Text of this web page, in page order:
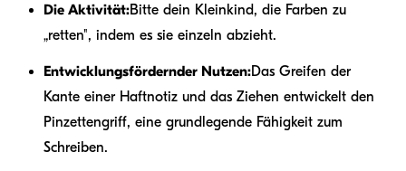
Die Aktivität:Bitte dein Kleinkind, die Farben zu
„retten", indem es sie einzeln abzieht.
Entwicklungsfördernder Nutzen:Das Greifen der
Kante einer Haftnotiz und das Ziehen entwickelt den
Pinzettengriff, eine grundlegende Fähigkeit zum
Schreiben.